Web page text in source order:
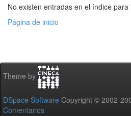
No existen entradas en el índice para
Página de inicio
Theme by
DSpace Software Copyright © 2002-
Comentarios